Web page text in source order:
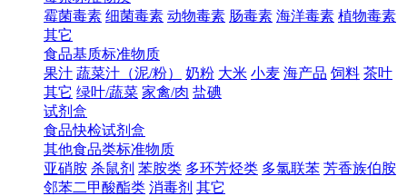
霉菌毒素 细菌毒素 动物毒素 肠毒素 海洋毒素 植物毒素
其它
食品基质标准物质
果汁 蔬菜汁（泥/粉） 奶粉 大米 小麦 海产品 饲料 茶叶
其它 绿叶/蔬菜 家禽/肉 盐碘
试剂盒
食品快检试剂盒
其他食品类标准物质
亚硝胺 杀鼠剂 苯胺类 多环芳烃类 多氯联苯 芳香族伯胺
邻苯二甲酸酯类 消毒剂 其它